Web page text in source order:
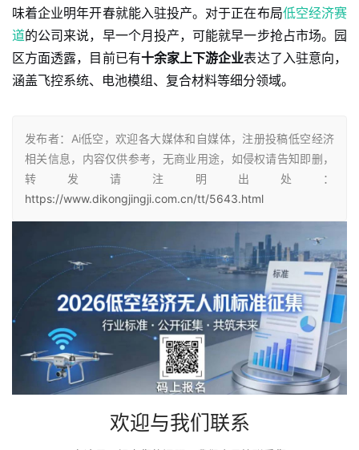
味着企业明年开春就能入驻投产。对于正在布局低空经济赛
道的公司来说，早一个月投产，可能就早一步抢占市场。园
区方面透露，目前已有十余家上下游企业表达了入驻意向，
涵盖飞控系统、电池模组、复合材料等细分领域。
发布者：Ai低空，欢迎各大媒体和自媒体，注册投稿低空经济
相关信息，内容仅供参考，无商业用途，如侵权请告知即删，
转发请注明出处：
https://www.dikongjingji.com.cn/tt/5643.html
欢迎与我们联系